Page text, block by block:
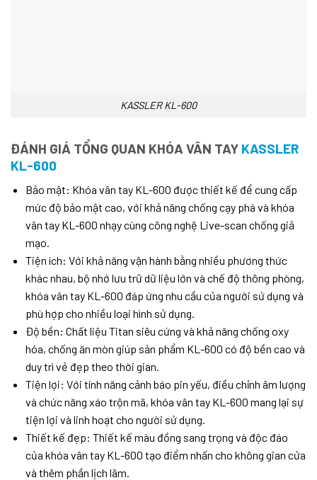
KASSLER KL-600
ĐÁNH GIÁ TỔNG QUAN KHÓA VÂN TAY KASSLER
KL-600
Bảo mật: Khóa vân tay KL-600 được thiết kế để cung cấp
mức độ bảo mật cao, với khả năng chống cạy phá và khóa
vân tay KL-600 nhạy cùng công nghệ Live-scan chống giả
mạo.
Tiện ích: Với khả năng vận hành bằng nhiều phương thức
khác nhau, bộ nhớ lưu trữ dữ liệu lớn và chế độ thông phòng,
khóa vân tay KL-600 đáp ứng nhu cầu của người sử dụng và
phù hợp cho nhiều loại hình sử dụng.
Độ bền: Chất liệu Titan siêu cứng và khả năng chống oxy
hóa, chống ăn mòn giúp sản phẩm KL-600 có độ bền cao và
duy trì vẻ đẹp theo thời gian.
Tiện lợi: Với tính năng cảnh báo pin yếu, điều chỉnh âm lượng
và chức năng xáo trộn mã, khóa vân tay KL-600 mang lại sự
tiện lợi và linh hoạt cho người sử dụng.
Thiết kế đẹp: Thiết kế màu đồng sang trọng và độc đáo
của khóa vân tay KL-600 tạo điểm nhấn cho không gian cửa
và thêm phần lịch lãm.